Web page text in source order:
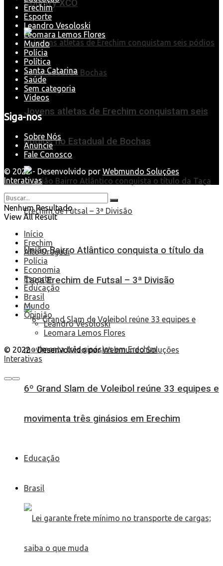
Country XCO
Jovens atletas de Erechim conquistam seis
pódios no Estadual de Bochas
União Bairro Atlântico conquista o título da
Taça Erechim de Futsal – 3ª Divisão
6º Grand Slam de Voleibol reúne 33 equipes e
movimenta três ginásios em Erechim
Educação
Brasil
Erechim
Esporte
Leandro Vesoloski
Leomara Lemos Flores
Mundo
Polícia
Política
Santa Catarina
Saúde
Sem categoria
Videos
Siga-nos
Sobre Nós
Anuncie
Fale Conosco
© 2022 - Desenvolvido por Webmundo Soluções
Interativas
Nenhum Resultado
View All Result
Início
Erechim
Alto Uruguai
Polícia
Economia
Esporte
Educação
Brasil
Mundo
Opinião
Leandro Vesoloski
Leomara Lemos Flores
© 2022 - Desenvolvido porWebmundo Soluções
Interativas